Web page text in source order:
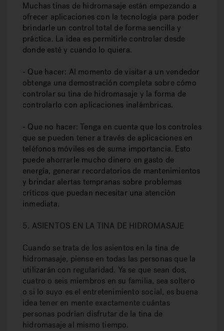
Muchas tinas de hidromasaje están empezando a
ofrecer aplicaciones con la tecnología para poder
brindarle un control total de forma sencilla y
práctica. La idea es permitirle controlar desde
donde esté y cuando lo quiera.
- Que hacer: Al momento de visitar a un vendedor
obtenga una demostración completa sobre cómo
controlar su tina de hidromasaje y la forma de
controlarlo con aplicaciones inalámbricas.
- Que no hacer: Tenga en cuenta que los controles
que se pueden tener a través de aplicaciones en
teléfonos móviles es de suma importancia. Esto
puede ahorrarle mucho dinero en gasto de
energía, generar recordatorios de mantenimientos
y brindar alertas tempranas sobre problemas
críticos que puedan necesitar una atención
inmediata.
5. ASIENTOS EN LA TINA DE HIDROMASAJE
Cuando se trata de los asientos en la tina de
hidromasaje, piense en todas las personas que la
utilizarán con regularidad. Ya se que sean dos,
cuatro o seis miembros en su familia, sea soltero
o si lo suyo es el entretenimiento social, es buena
idea tener en mente exactamente cuántas
personas podrían disfrutar de la tina de
hidromasaje al mismo tiempo.